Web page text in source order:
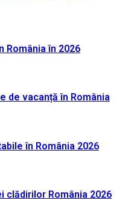
România în 2026
de vacanță în România
în România 2026
clădirilor România 2026